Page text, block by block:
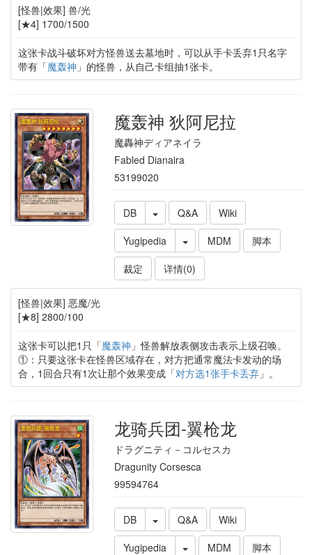
[怪兽|效果] 兽/光
[★4] 1700/1500
这张卡战斗破坏对方怪兽送去墓地时，可以从手卡丢弃1只名字
带有「魔轰神 」的怪兽，从自己卡组抽1张卡。
魔轰神 狄阿尼拉
魔轟神ディアネイラ
Fabled Dianaira
53199020
DB Q&A
Wiki
Yugipedia
MDM
脚本
裁定
详情(0)
[怪兽|效果] 恶魔/光
[★8] 2800/100
这张卡可以把1只「魔轰神 」怪兽解放表侧攻击表示上级召唤。
①：只要这张卡在怪兽区域存在，对方把通常魔法卡发动的场
合，1回合只有1次让那个效果变成「对方选1张手卡丢弃」。
龙骑兵团-翼枪龙
ドラグニティ－コルセスカ
Dragunity Corsesca
99594764
DB Q&A
Wiki
Yugipedia
MDM 脚本